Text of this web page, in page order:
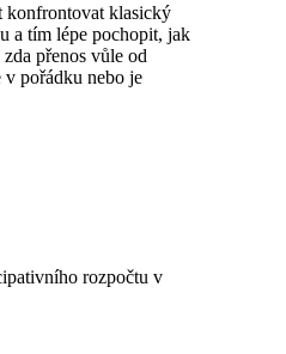
konfrontovat klasický
a tím lépe pochopit, jak
přenos vůle od
pořádku nebo je
rozpočtu v